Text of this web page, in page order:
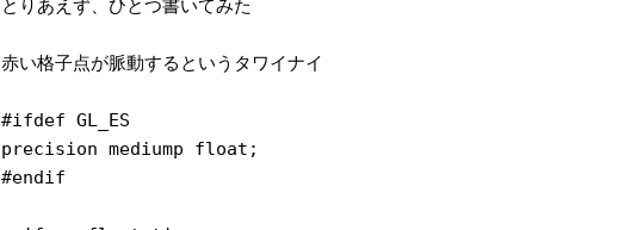
とりあえず、ひとつ書いてみた
赤い格子点が脈動するというタワイナイ
#ifdef GL_ES
precision mediump float;
#endif